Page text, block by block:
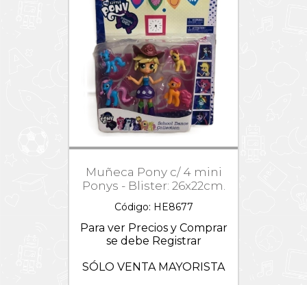
Muñeca Pony c/ 4 mini
Ponys - Blister: 26x22cm.
Código: HE8677
Para ver Precios y Comprar
se debe Registrar
SÓLO VENTA MAYORISTA